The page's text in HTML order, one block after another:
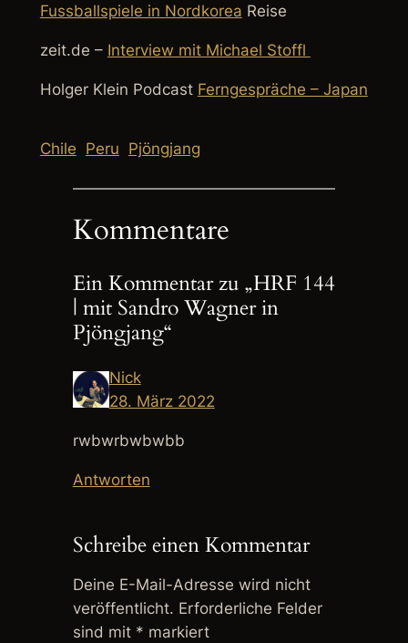
Fussballspiele in Nordkorea Reise
zeit.de – Interview mit Michael Stoffl
Holger Klein Podcast Ferngespräche – Japan
Chile Peru Pjöngjang
Kommentare
Ein Kommentar zu „HRF 144
| mit Sandro Wagner in
Pjöngjang“
Nick
28. März 2022
rwbwrbwbwbb
Antworten
Schreibe einen Kommentar
Deine E-Mail-Adresse wird nicht
veröffentlicht. Erforderliche Felder
sind mit * markiert